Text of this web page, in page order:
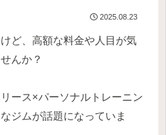
2025.08.23
ど、高額な料金や人目が気
んか？
ース×パーソナルトレーニン
ジムが話題になっていま